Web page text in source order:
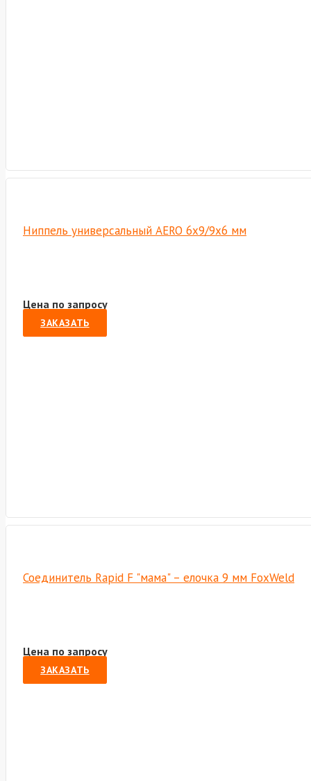
Ниппель универсальный AERO 6х9/9х6 мм
Цена по запросу
ЗАКАЗАТЬ
Соединитель Rapid F "мама" – елочка 9 мм FoxWeld
Цена по запросу
ЗАКАЗАТЬ